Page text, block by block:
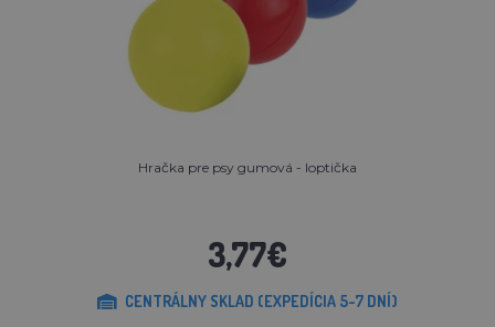
Hračka pre psy gumová - loptička
3,77€
CENTRÁLNY SKLAD (EXPEDÍCIA 5-7 DNÍ)